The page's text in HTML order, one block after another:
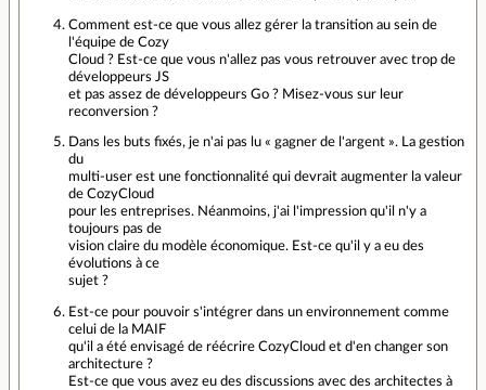
Comment est-ce que vous allez gérer la transition au sein de
l'équipe de Cozy
Cloud ? Est-ce que vous n'allez pas vous retrouver avec trop de
développeurs JS
et pas assez de développeurs Go ? Misez-vous sur leur
reconversion ?
Dans les buts fixés, je n'ai pas lu « gagner de l'argent ». La gestion
du
multi-user est une fonctionnalité qui devrait augmenter la valeur
de CozyCloud
pour les entreprises. Néanmoins, j'ai l'impression qu'il n'y a
toujours pas de
vision claire du modèle économique. Est-ce qu'il y a eu des
évolutions à ce
sujet ?
Est-ce pour pouvoir s'intégrer dans un environnement comme
celui de la MAIF
qu'il a été envisagé de réécrire CozyCloud et d'en changer son
architecture ?
Est-ce que vous avez eu des discussions avec des architectes à